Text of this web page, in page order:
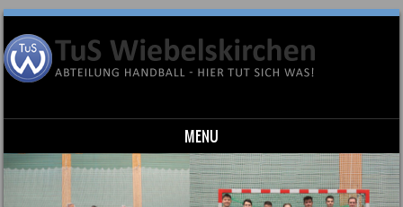
MENU
Skip to content